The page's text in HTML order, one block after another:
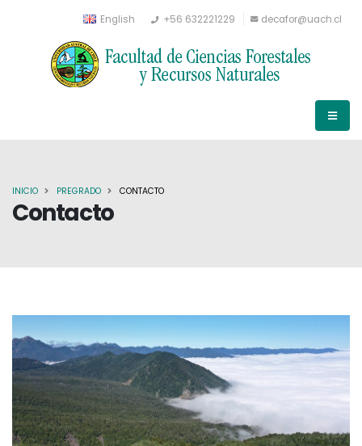
English +56 632221229 decafor@uach.cl
Contacto
INICIO PREGRADO CONTACTO